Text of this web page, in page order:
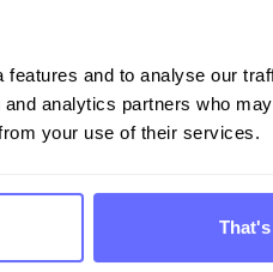
and to analyse our
analytics partners who
your use of their services.